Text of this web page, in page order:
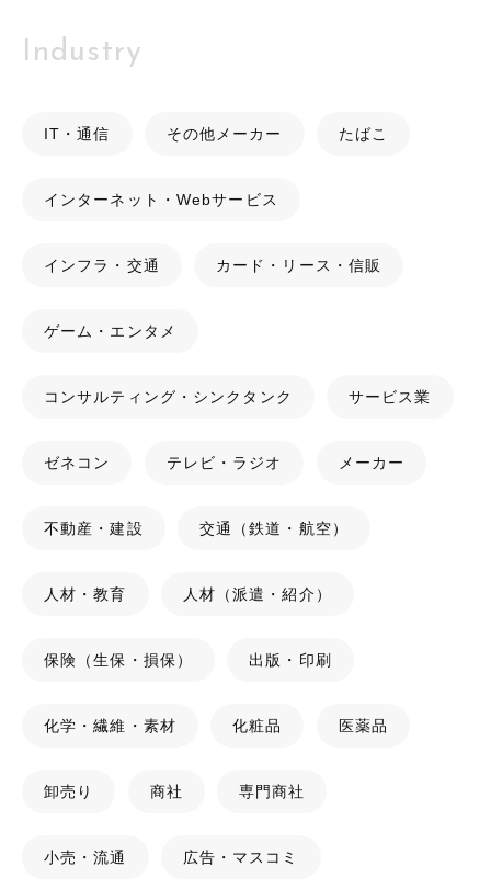
Industry
IT・通信 その他メーカー たばこ
インターネット・Webサービス
インフラ・交通 カード・リース・信販
ゲーム・エンタメ
コンサルティング・シンクタンク サービス業
ゼネコン テレビ・ラジオ メーカー
不動産・建設 交通（鉄道・航空）
人材・教育 人材（派遣・紹介）
保険（生保・損保） 出版・印刷
化学・繊維・素材 化粧品 医薬品
卸売り 商社 専門商社
小売・流通 広告・マスコミ